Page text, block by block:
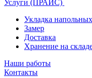
Услуги (ПРАЙС)
Укладка
Замер
Доставка
Хранение на
Наши работы
Контакты